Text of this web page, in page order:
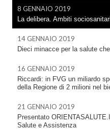
8 GENNAIO 2019
La delibera. Ambiti
14 GENNAIO 2019
Dieci minacce per la salute
16 GENNAIO 2019
Riccardi: in FVG un miliardo
della Regione di 2 milioni nel
21 GENNAIO 2019
Presentato
Salute e Assistenza